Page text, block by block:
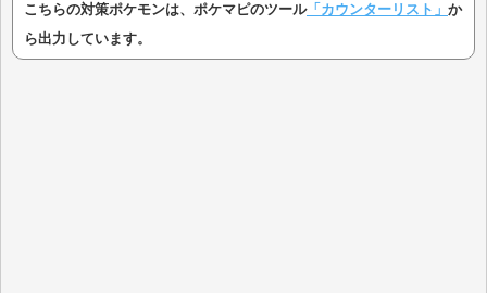
こちらの対策ポケモンは、ポケマピのツール「カウンターリスト」 か
ら出力しています。